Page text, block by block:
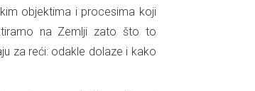
objektima i procesima koji
na Zemlji zato što to
za reći: odakle dolaze i kako